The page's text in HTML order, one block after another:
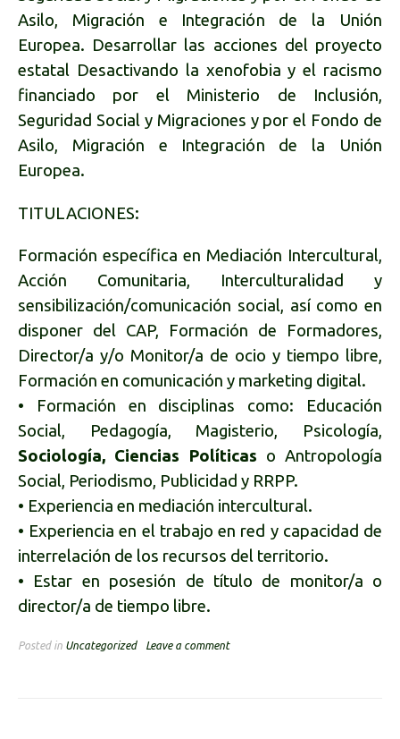
Asilo, Migración e Integración de la Unión
Europea. Desarrollar las acciones del proyecto
estatal Desactivando la xenofobia y el racismo
financiado por el Ministerio de Inclusión,
Seguridad Social y Migraciones y por el Fondo de
Asilo, Migración e Integración de la Unión
Europea.
TITULACIONES:
Formación específica en Mediación Intercultural,
Acción Comunitaria, Interculturalidad y
sensibilización/comunicación social, así como en
disponer del CAP, Formación de Formadores,
Director/a y/o Monitor/a de ocio y tiempo libre,
Formación en comunicación y marketing digital.
• Formación en disciplinas como: Educación
Social, Pedagogía, Magisterio, Psicología,
Sociología, Ciencias Políticas o Antropología
Social, Periodismo, Publicidad y RRPP.
• Experiencia en mediación intercultural.
• Experiencia en el trabajo en red y capacidad de
interrelación de los recursos del territorio.
• Estar en posesión de título de monitor/a o
director/a de tiempo libre.
Posted in Uncategorized Leave a comment